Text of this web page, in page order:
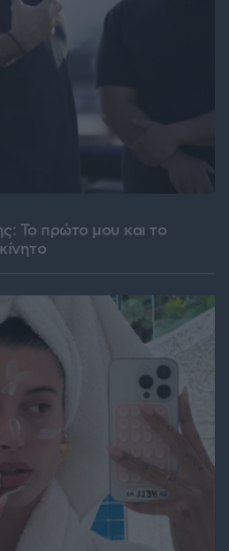
Το πρώτο μου και το